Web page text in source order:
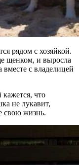
рядом с хозяйкой.
щенком, и выросла
с владелицей
кажется, что
не лукавит,
свою жизнь.